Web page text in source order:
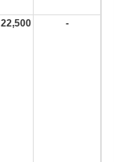
22,500 -